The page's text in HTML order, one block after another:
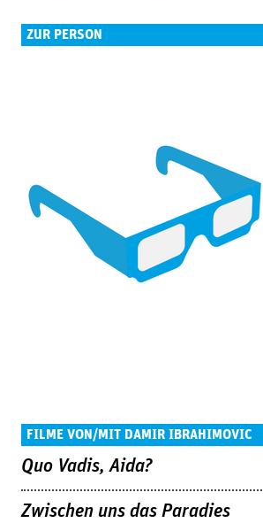
ZUR PERSON
FILME VON/MIT DAMIR IBRAHIMOVIC
Quo Vadis, Aida?
Zwischen uns das Paradies